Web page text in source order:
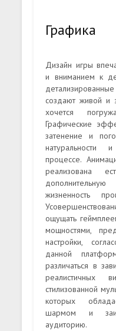
Графика
Дизайн игры
и вниманием к
создают живой и
хочется
Графические
затенение и
процессе.
реализована
жизненность
ощущать
мощностями,
настройки,
данной
различаться в
реалистичных
стилизованной
которых
шармом и
аудиторию.